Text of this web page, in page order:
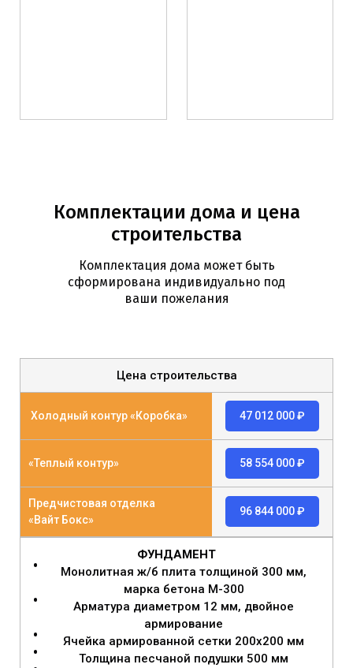
Комплектации дома и цена
строительства
Комплектация дома может быть
сформирована индивидуально под
ваши пожелания
Цена строительства
Холодный контур «Коробка» 47 012 000 ₽
«Теплый контур» 58 554 000 ₽
Предчистовая отделка
«Вайт Бокс»
96 844 000 ₽
ФУНДАМЕНТ
Монолитная ж/б плита толщиной 300 мм,
марка бетона М-300
Арматура диаметром 12 мм, двойное
армирование
Ячейка армированной сетки 200х200 мм
Толщина песчаной подушки 500 мм